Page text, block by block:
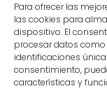
Para ofrecer las
las cookies para
dispositivo. El
procesar datos
identificaciones
consentimiento,
características y